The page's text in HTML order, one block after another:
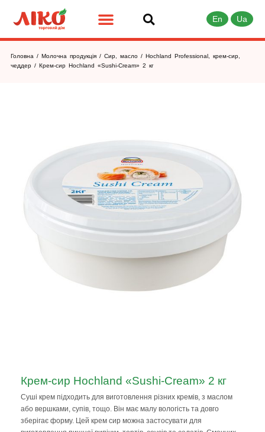
En Ua
Головна / Молочна продукція / Сир, масло / Hochland Professional, крем-сир,
чеддер / Крем-сир Hochland «Sushi-Cream» 2 кг
Крем-сир Hochland «Sushi-Cream» 2 кг
Суші крем підходить для виготовлення різних кремів, з маслом
або вершками, супів, тощо. Він має малу вологість та довго
зберігає форму. Цей крем сир можна застосувати для